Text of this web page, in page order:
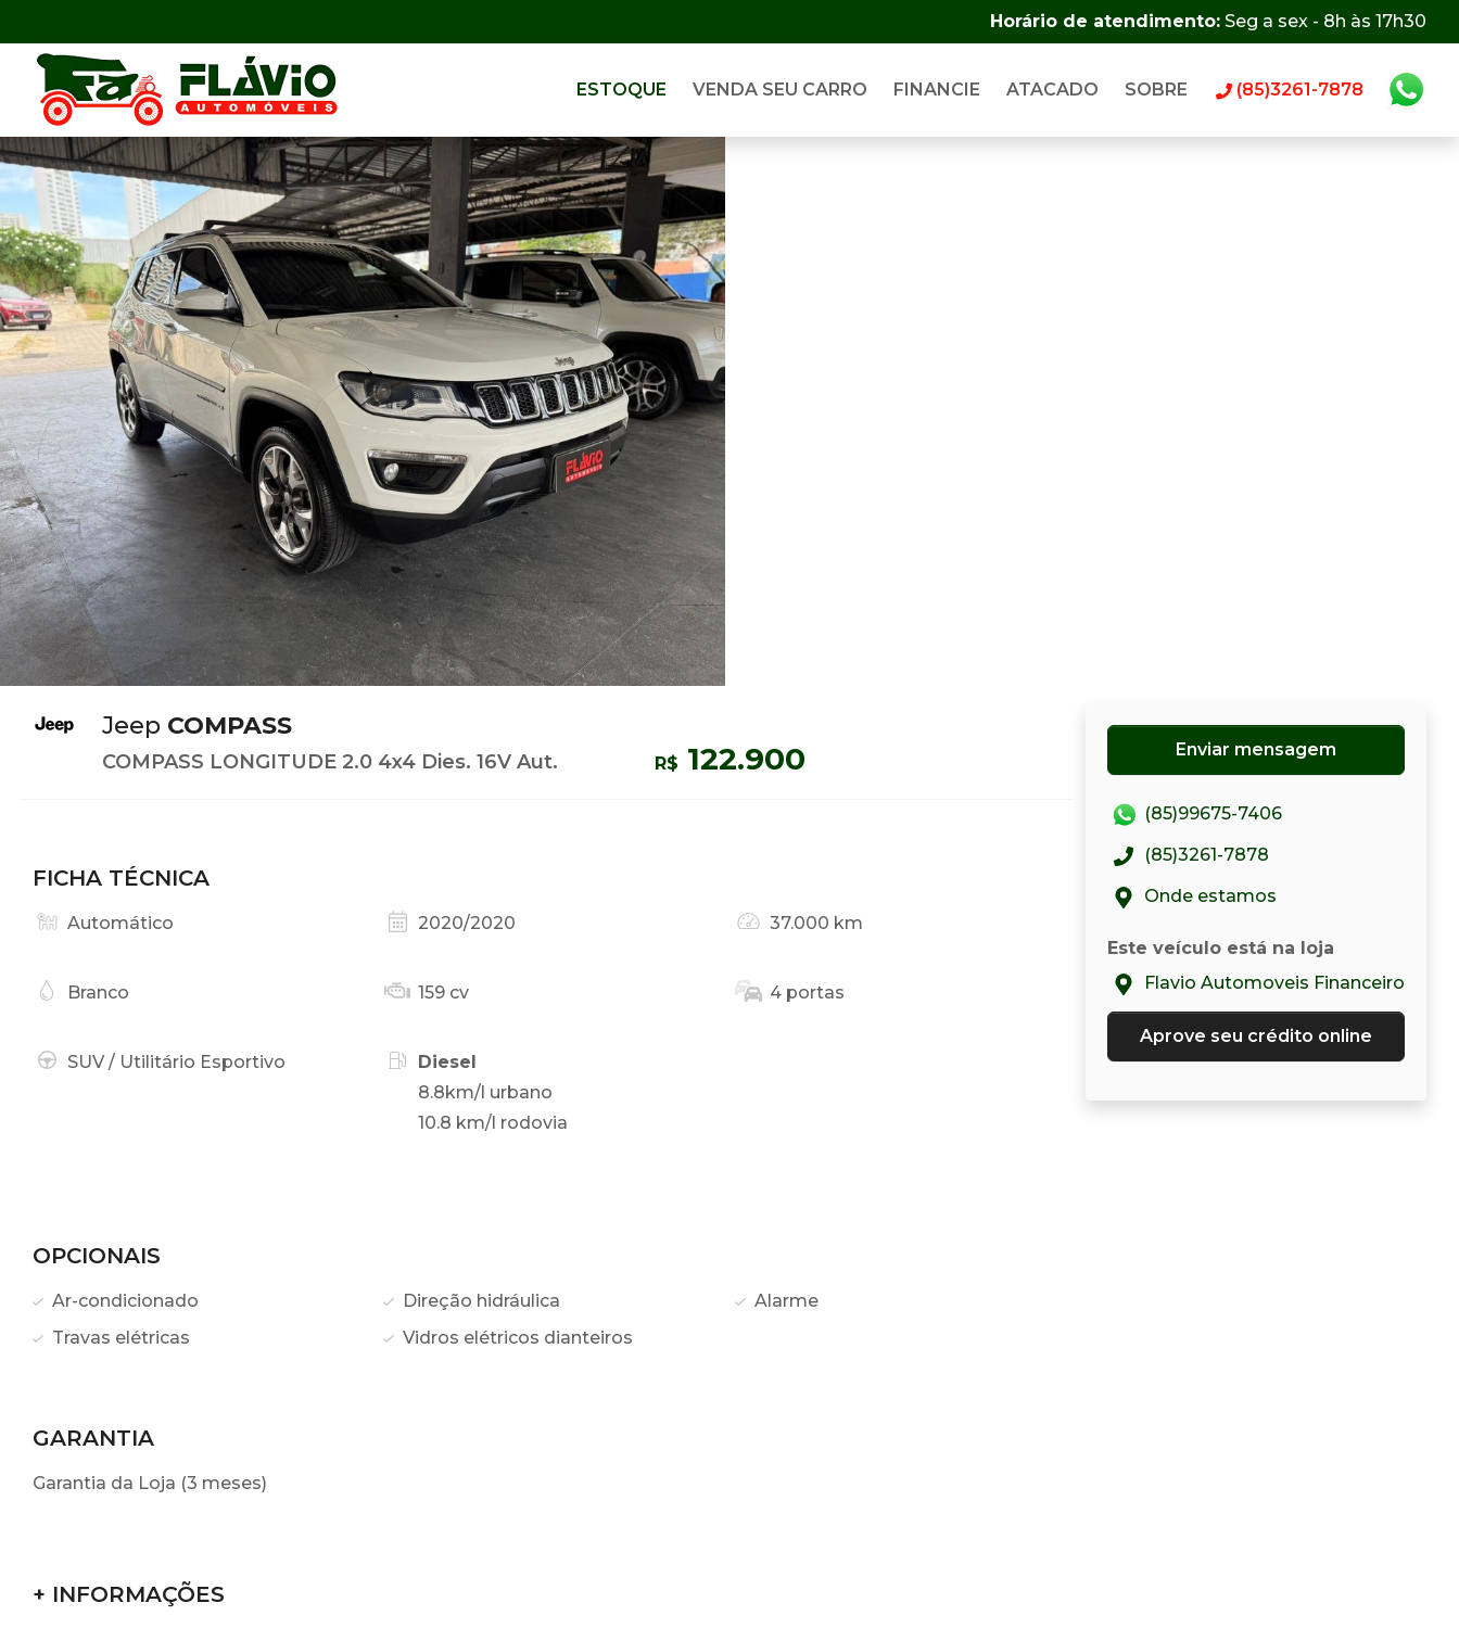
Horário de atendimento: Seg a sex - 8h às 17h30
ESTOQUE VENDA SEU CARRO FINANCIE ATACADO SOBRE (85)3261-7878
Jeep COMPASS
COMPASS LONGITUDE 2.0 4x4 Dies. 16V Aut. R$ 122.900
FICHA TÉCNICA
Automático 2020/2020 37.000 km
Branco 159 cv 4 portas
SUV / Utilitário Esportivo
Diesel
8.8km/l urbano
10.8 km/l rodovia
OPCIONAIS
Ar-condicionado Direção hidráulica
Alarme
Travas elétricas
Vidros elétricos dianteiros
GARANTIA
Garantia da Loja (3 meses)
+ INFORMAÇÕES
Enviar mensagem
(85)99675-7406
(85)3261-7878
Onde estamos
Este veículo está na loja
Flavio Automoveis Financeiro
Aprove seu crédito online